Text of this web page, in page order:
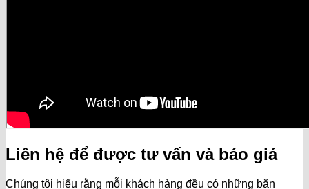
Liên hệ để được tư vấn và báo giá
Chúng tôi hiểu rằng mỗi khách hàng đều có những băn